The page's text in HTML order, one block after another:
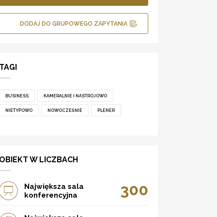
DODAJ DO GRUPOWEGO ZAPYTANIA
BUSINESS KAMERALNIE I NASTROJOWO
NIETYPOWO NOWOCZEŚNIE PLENER
W LICZBACH
Największa sala
konferencyjna
300